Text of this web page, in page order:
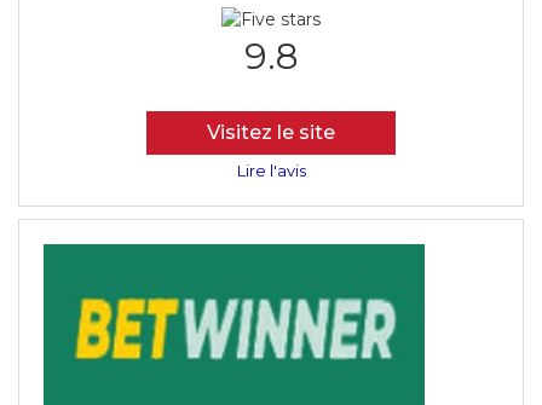
9.8
Visitez le site
Lire l'avis